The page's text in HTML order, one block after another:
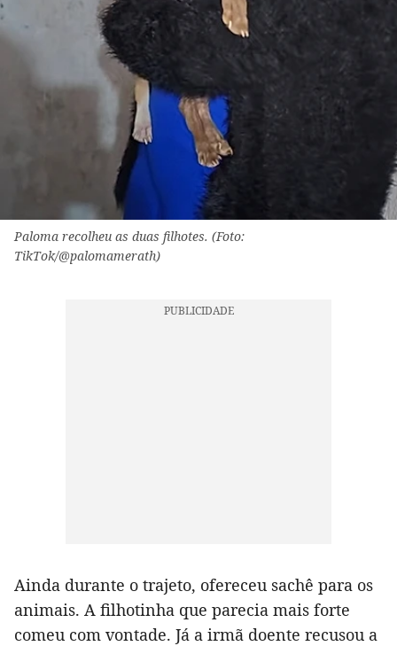
Paloma recolheu as duas filhotes. (Foto:
TikTok/@palomamerath)
Ainda durante o trajeto, ofereceu sachê para os
animais. A filhotinha que parecia mais forte
comeu com vontade. Já a irmã doente recusou a